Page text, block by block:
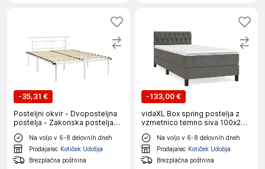
-35,31 €
Posteljni okvir - Dvoposteljna
postelja - Zakonska postelja
bel kovinski 140x200 cm-
J10240Na voljo v 6-8 delovnih dneh
Prodajalec Kotiček Udobja
Brezplačna poštnina
-133,00 €
vidaXL Box spring postelja z
vzmetnico temno siva 100x200
cm žamet
Na voljo v 6-8 delovnih dneh
Prodajalec Kotiček Udobja
Brezplačna poštnina